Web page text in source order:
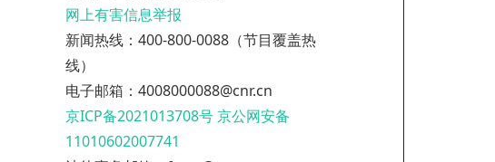
网上有害信息举报
新闻热线：400-800-0088（节目覆盖热
线）
电子邮箱：4008000088@cnr.cn
京ICP备2021013708号京公网安备
11010602007741